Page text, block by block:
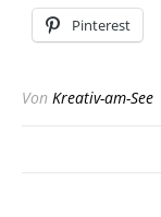
Pinterest
Von Kreativ-am-See